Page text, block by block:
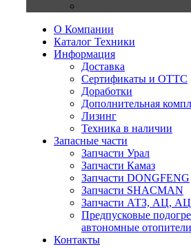
О Компании
Каталог Техники
Информация
Доставка
Сертификаты и ОТТС
Доработки
Дополнительная
Лизинг
Техника в наличии
Запасные части
Запчасти Урал
Запчасти Камаз
Запчасти DONGFENG
Запчасти SHACMAN
Запчасти АТЗ, АЦ,
Предпусковые
автономные отопители
Контакты